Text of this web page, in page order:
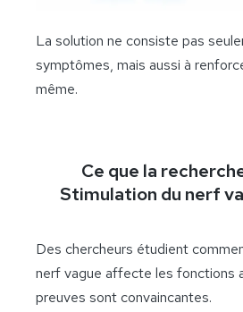
La solution ne consiste pas
symptômes, mais aussi à
même.
Ce que la
Stimulation du nerf
Des chercheurs étudient
nerf vague affecte les fonctions
preuves sont convaincantes.